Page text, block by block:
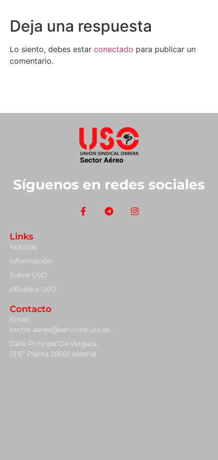
Deja una respuesta
Lo siento, debes estar conectado para publicar un
comentario.
Síguenos en redes sociales
Links
Noticias
Información
Sobre USO
Afiliate a USO
Contacto
Email:
sector.aereo@servicios.uso.es
Calle Príncipe De Vergara,
13 6º Planta 28001 Madrid